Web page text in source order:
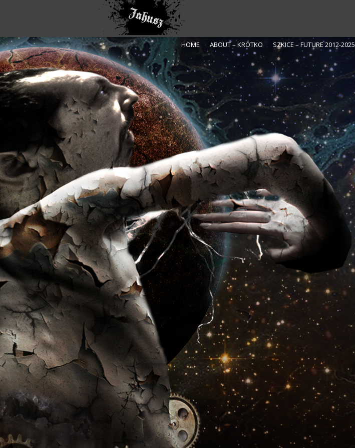
HOME ABOUT – KRÓTKO SZKICE – FUTURE 2012-2025
Recent Posts
Atlas Marsa 1910
Saga
Nowy Start
Prezentacja- Introdukcja
Amazon
Recent Comments
Categories
Australijski Bumerang Media
Co na laptopie?
Galeria INSPIRA
INSPIRA – galeria prac genialnych artystów
polskich
Publications